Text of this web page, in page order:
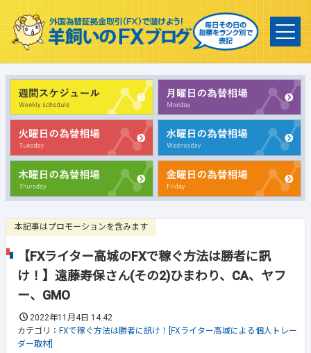
本記事はプロモーションを含みます
【FXライター高城のFXで稼ぐ方法は勝者に訊
け！】遠藤寿保さん(その2)ひまわり、CA、ヤフ
ー、GMO
2022年11月4日 14:42
カテゴリ： FXで稼ぐ方法は勝者に訊け！[FXライター高城による個人トレー
ダー取材]